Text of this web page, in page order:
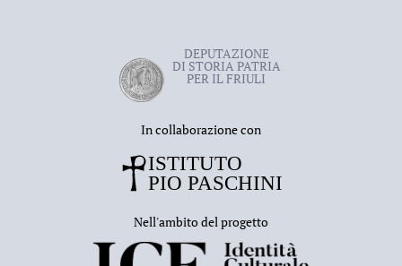
DEPUTAZIONE
DI STORIA PATRIA
PER IL FRIULI
In collaborazione con
Nell'ambito del progetto